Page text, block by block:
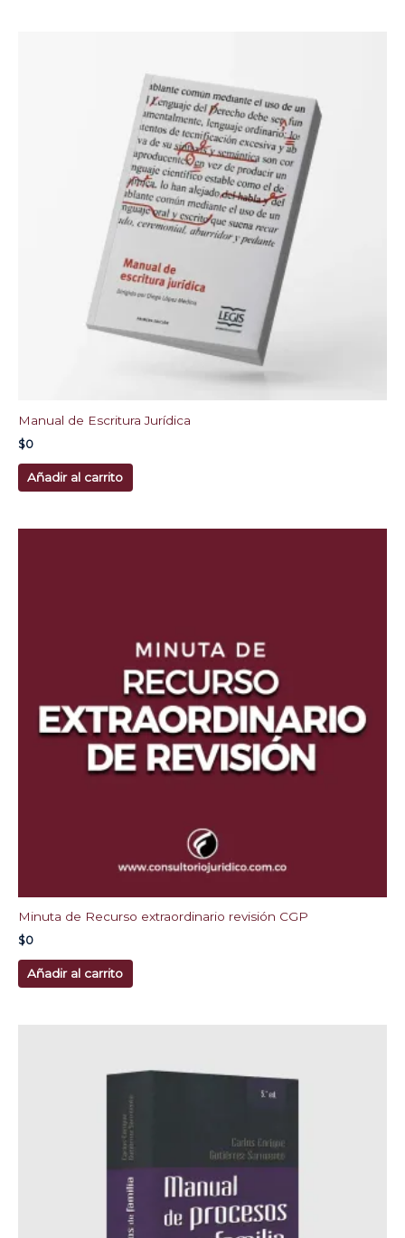
Manual de Escritura Jurídica
$0
Añadir al carrito
Minuta de Recurso extraordinario revisión CGP
$0
Añadir al carrito